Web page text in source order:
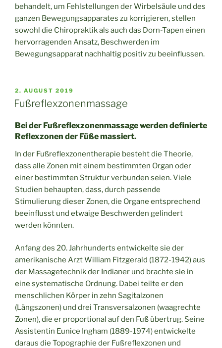
behandelt, um Fehlstellungen der Wirbelsäule und des
ganzen Bewegungsapparates zu korrigieren, stellen
sowohl die Chiropraktik als auch das Dorn-Tapen einen
hervorragenden Ansatz, Beschwerden im
Bewegungsapparat nachhaltig positiv zu beeinflussen.
VERÖFFENTLICHT
AM
2. AUGUST 2019
Fußreflexzonenmassage
Bei der Fußreflexzonenmassage werden definierte
Reflexzonen der Füße massiert.
In der Fußreflexzonentherapie besteht die Theorie,
dass alle Zonen mit einem bestimmten Organ oder
einer bestimmten Struktur verbunden seien. Viele
Studien behaupten, dass, durch passende
Stimulierung dieser Zonen, die Organe entsprechend
beeinflusst und etwaige Beschwerden gelindert
werden könnten.
Anfang des 20. Jahrhunderts entwickelte sie der
amerikanische Arzt William Fitzgerald (1872-1942) aus
der Massagetechnik der Indianer und brachte sie in
eine systematische Ordnung. Dabei teilte er den
menschlichen Körper in zehn Sagitalzonen
(Längszonen) und drei Transversalzonen (waagrechte
Zonen), die er proportional auf den Fuß übertrug. Seine
Assistentin Eunice Ingham (1889-1974) entwickelte
daraus die Topographie der Fußreflexzonen und